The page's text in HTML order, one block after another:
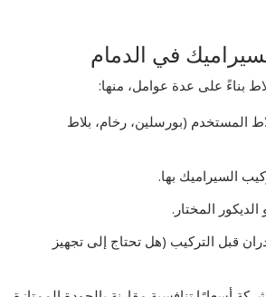
في الدمام
بناءً على عدة عوامل، منها:
المستخدم (بورسلين، رخام، بلاط
السيراميك بها.
المختار.
قبل التركيب (هل تحتاج إلى تجهيز